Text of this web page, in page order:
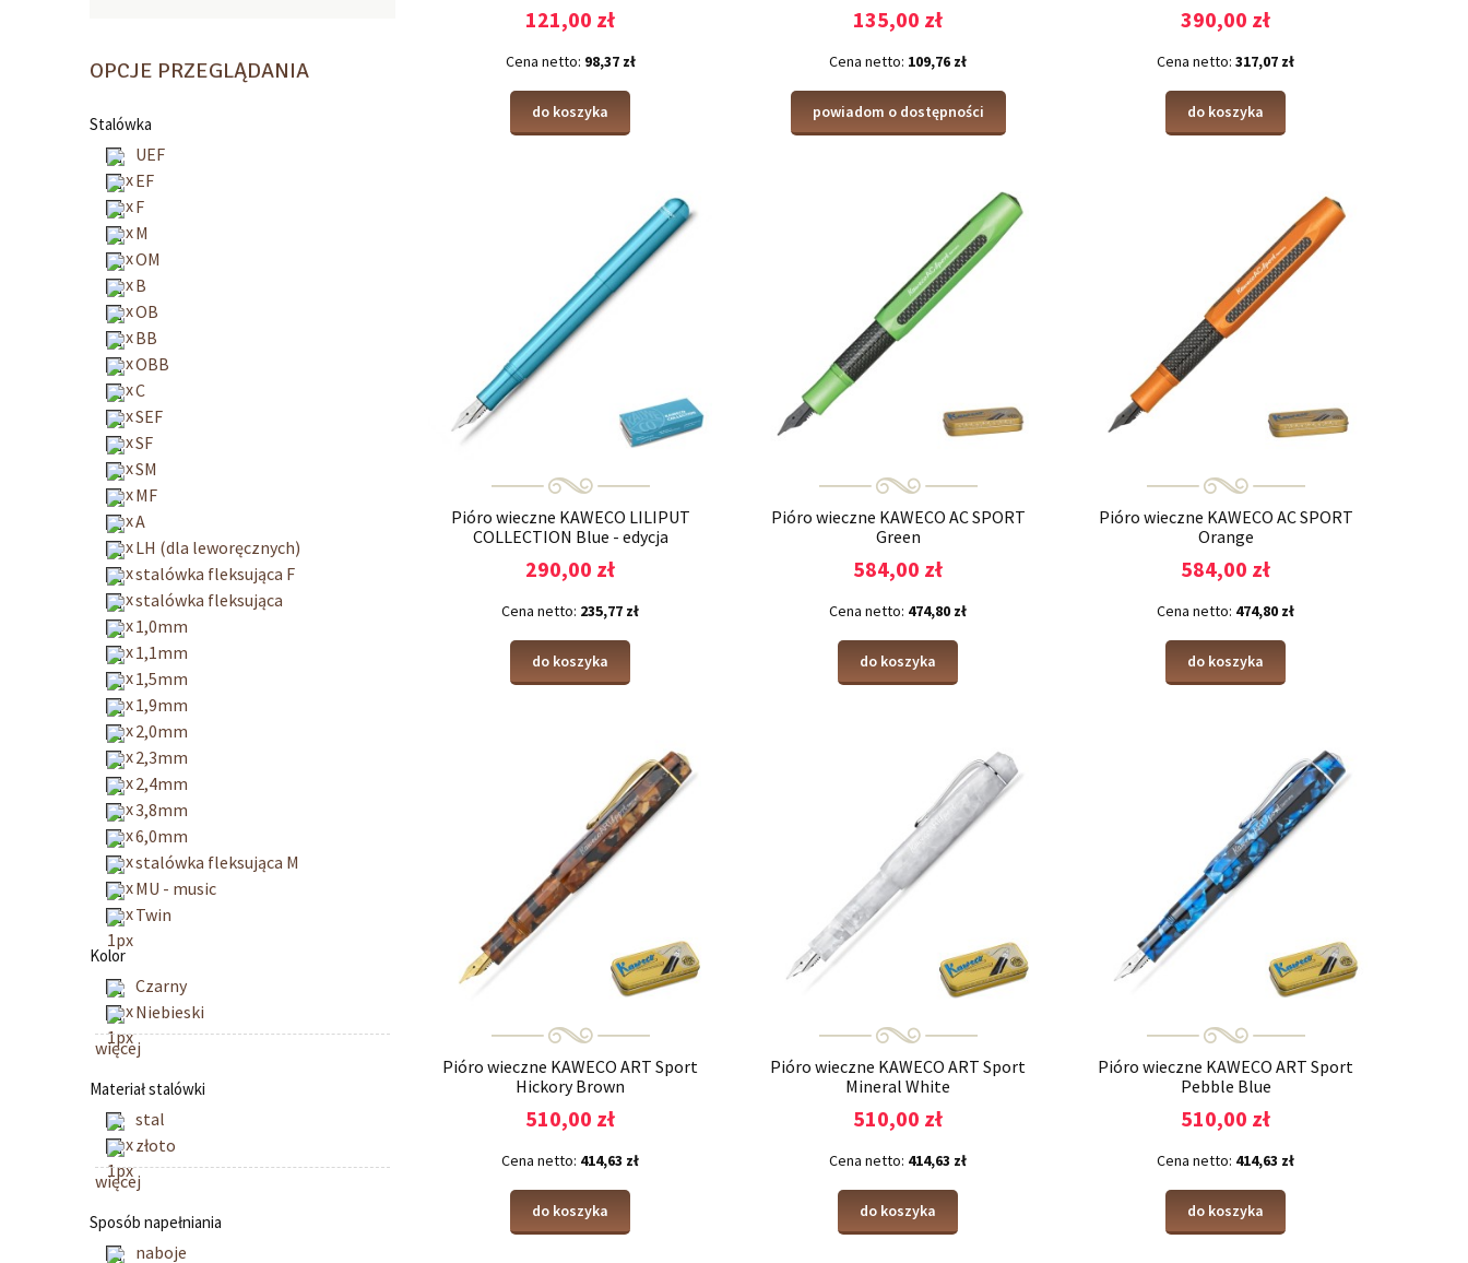
OPCJE PRZEGLĄDANIA
Stalówka
UEF
EF
F
M
OM
B
OB
BB
OBB
C
SEF
SF
SM
MF
A
LH (dla leworęcznych)
stalówka fleksująca F
stalówka fleksująca
1,0mm
1,1mm
1,5mm
1,9mm
2,0mm
2,3mm
2,4mm
3,8mm
6,0mm
stalówka fleksująca M
MU - music
Twin
Kolor
Czarny
Niebieski
więcej
Materiał stalówki
stal
złoto
więcej
Sposób napełniania
naboje
121,00 zł
Cena netto: 98,37 zł
do koszyka
135,00 zł
Cena netto: 109,76 zł
powiadom o dostępności
390,00 zł
Cena netto: 317,07 zł
do koszyka
Pióro wieczne KAWECO LILIPUT
COLLECTION Blue - edycja
290,00 zł
Cena netto: 235,77 zł
do koszyka
Pióro wieczne KAWECO AC SPORT
Green
584,00 zł
Cena netto: 474,80 zł
do koszyka
Pióro wieczne KAWECO AC SPORT
Orange
584,00 zł
Cena netto: 474,80 zł
do koszyka
Pióro wieczne KAWECO ART Sport
Hickory Brown
510,00 zł
Cena netto: 414,63 zł
do koszyka
Pióro wieczne KAWECO ART Sport
Mineral White
510,00 zł
Cena netto: 414,63 zł
do koszyka
Pióro wieczne KAWECO ART Sport
Pebble Blue
510,00 zł
Cena netto: 414,63 zł
do koszyka